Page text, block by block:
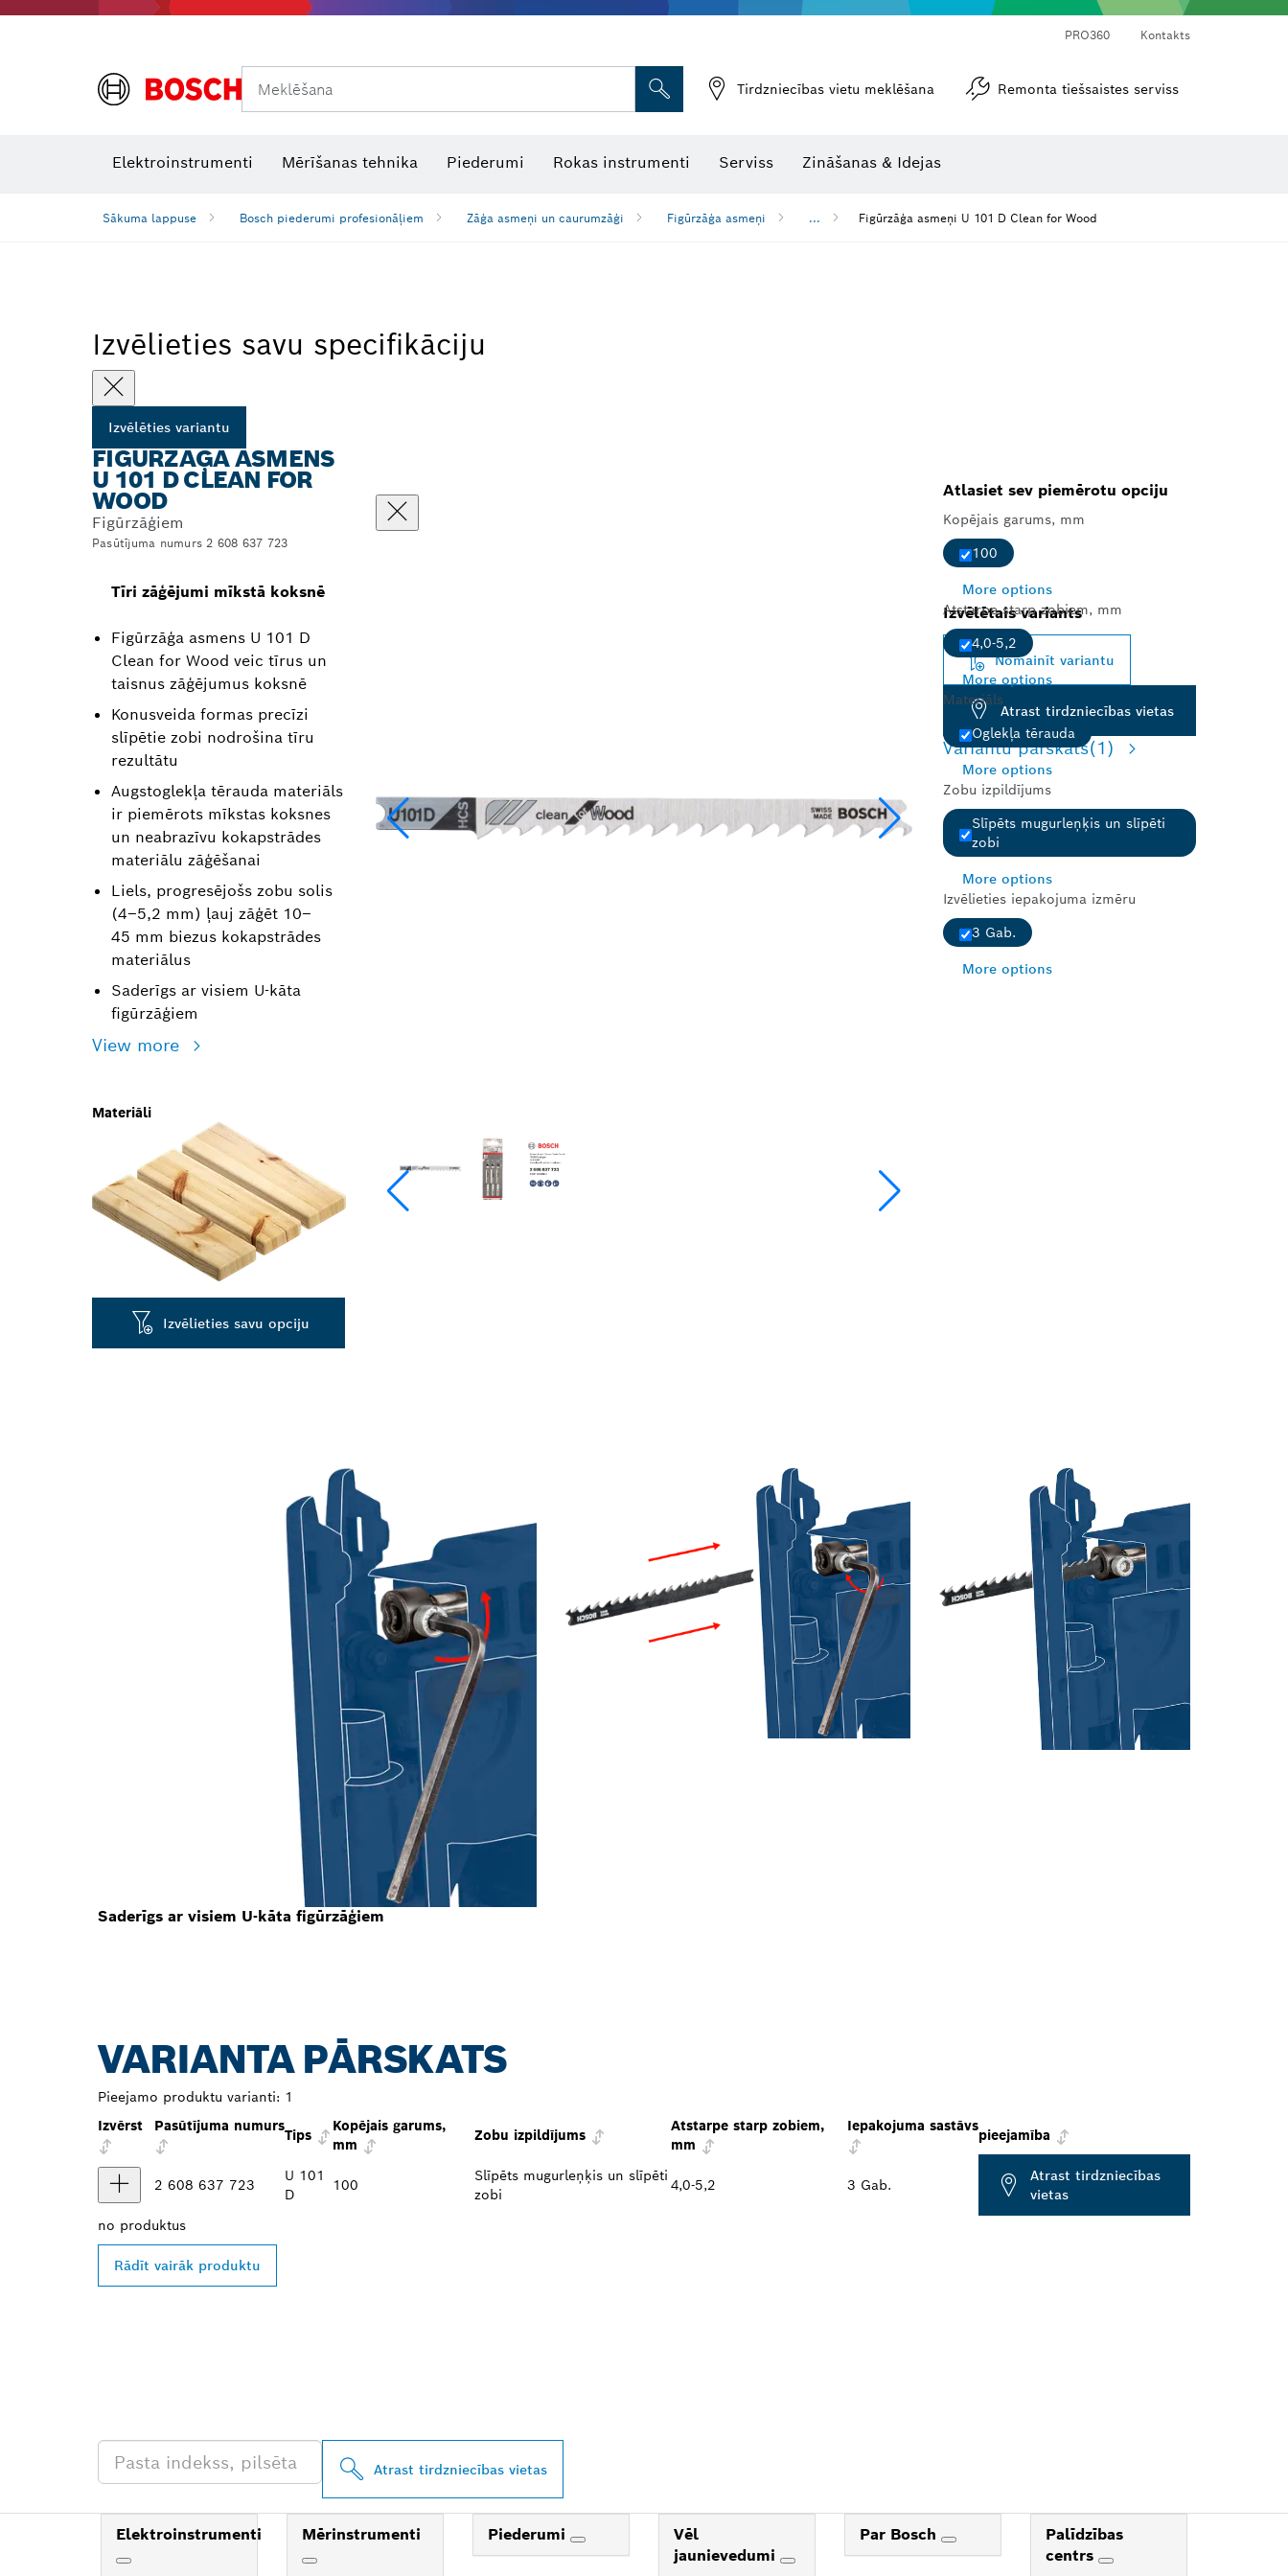
PRO360 Kontakts
Meklēšana Tirdzniecības vietu meklēšana Remonta tiešsaistes serviss
Elektroinstrumenti Mērīšanas tehnika Piederumi Rokas instrumenti Serviss Zināšanas & Idejas
Sākuma lappuse Bosch piederumi profesionāļiem Zāģa asmeņi un caurumzāģi Figūrzāģa asmeņi ... Figūrzāģa asmeņi U 101 D Clean for Wood
Izvēlieties savu specifikāciju
Izvēlēties variantu
FIGŪRZĀĢA ASMENS
U 101 D CLEAN FOR
WOOD
Figūrzāģiem
Pasūtījuma numurs 2 608 637 723
Tīri zāģējumi mīkstā koksnē
Figūrzāģa asmens U 101 D
Clean for Wood veic tīrus un
taisnus zāģējumus koksnē
Konusveida formas precīzi
slīpētie zobi nodrošina tīru
rezultātu
Augstoglekļa tērauda materiāls
ir piemērots mīkstas koksnes
un neabrazīvu kokapstrādes
materiālu zāģēšanai
Liels, progresējošs zobu solis
(4–5,2 mm) ļauj zāģēt 10–
45 mm biezus kokapstrādes
materiālus
Saderīgs ar visiem U-kāta
figūrzāģiem
View more
Materiāli
Izvēlieties savu opciju
Atlasiet sev piemērotu opciju
Kopējais garums, mm
100
More options
Atstarpe starp zobiem, mm
4,0-5,2
More options
Materiāls
Oglekļa tērauda
More options
Zobu izpildījums
Slīpēts mugurleņķis un slīpēti
zobi
More options
Izvēlieties iepakojuma izmēru
3 Gab.
More options
Izvēlētais variants
Nomainīt variantu
Atrast tirdzniecības vietas
Variantu pārskats(1)
Saderīgs ar visiem U-kāta figūrzāģiem
VARIANTA PĀRSKATS
Pieejamo produktu varianti: 1
Izvērst
Pasūtījuma numurs
Tips
Kopējais garums,
mm
Zobu izpildījums
Atstarpe starp zobiem,
mm
Iepakojuma sastāvs
pieejamība
2 608 637 723
U 101
D
100
Slīpēts mugurleņķis un slīpēti
zobi
4,0-5,2 3 Gab.
Atrast tirdzniecības
vietas
no produktus
Rādīt vairāk produktu
Atrast tirdzniecības vietas
Elektroinstrumenti Mērinstrumenti Piederumi
Vēl
jaunievedumi
Par Bosch
Palīdzības
centrs